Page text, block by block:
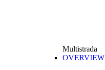
Multistrada
OVERVIEW